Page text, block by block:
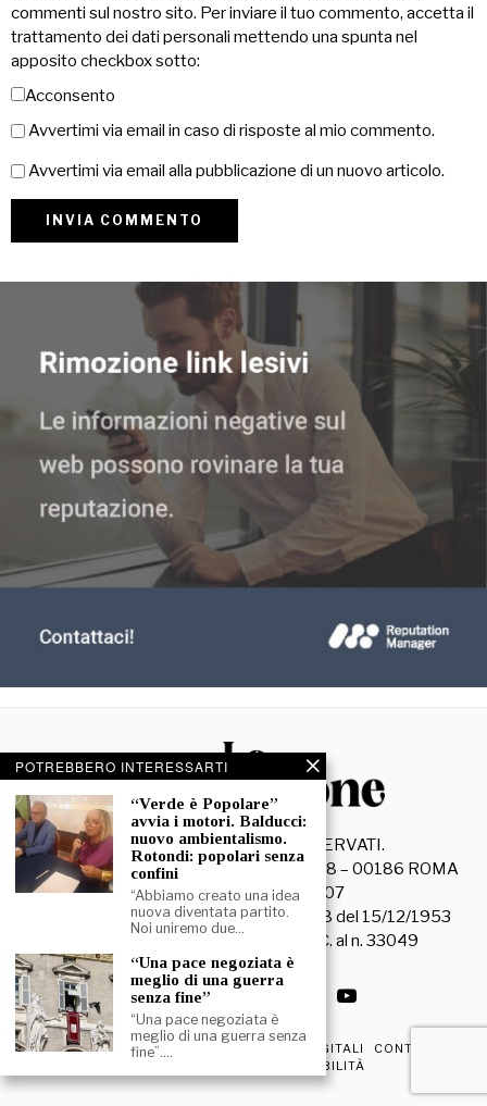
commenti sul nostro sito. Per inviare il tuo commento, accetta il
trattamento dei dati personali mettendo una spunta nel
apposito checkbox sotto:
Acconsento
Avvertimi via email in caso di risposte al mio commento.
Avvertimi via email alla pubblicazione di un nuovo articolo.
© 2026- TUTTI I DIRITTI RISERVATI.
La Discussione S.r.l. – Piazza Capranica, 78 – 00186 ROMA
C.F. e P. IVA 15045971007
Registrazione Tribunale di Roma n. 3628 del 15/12/1953
La società editrice è iscritta al R.O.C. al n. 33049
PRIVACY & COOKIE POLICY EDIZIONI DIGITALI
CONTATTI
DICHIARAZIONE DI ACCESSIBILITÀ
POTREBBERO INTERESSARTI
“Verde è Popolare”
avvia i motori. Balducci:
nuovo ambientalismo.
Rotondi: popolari senza
confini
“Abbiamo creato una idea
nuova diventata partito.
Noi uniremo due…
“Una pace negoziata è
meglio di una guerra
senza fine”
“Una pace negoziata è
meglio di una guerra senza
fine”.…